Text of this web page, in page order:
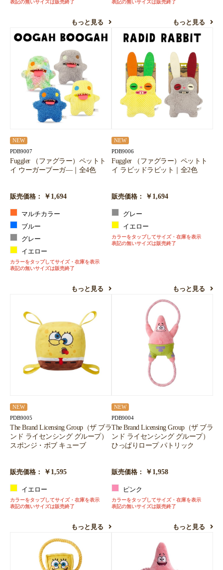
表記の無いサイズは販売終了
もっと見る
表記の無いサイズは販売終了
もっと見る
NEW
PDB9007
Fuggler （ファグラー）ペットト
イ ウーガーブーガ―｜全4色
販売価格： ￥1,694
マルチカラー
ブルー
グレー
イエロー
カラーをタップしてサイズ・在庫を表示
表記の無いサイズは販売終了
もっと見る
NEW
PDB9006
Fuggler （ファグラー）ペットト
イ ラビッドラビット｜全2色
販売価格： ￥1,694
グレー
イエロー
カラーをタップしてサイズ・在庫を表示
表記の無いサイズは販売終了
もっと見る
NEW
PDB9005
The Brand Licensing Group（ザ ブラ
ンド ライセンシング グループ）
スポンジ・ボブ キューブ
販売価格： ￥1,595
イエロー
カラーをタップしてサイズ・在庫を表示
表記の無いサイズは販売終了
もっと見る
NEW
PDB9004
The Brand Licensing Group（ザ ブラ
ンド ライセンシング グループ）
ひっぱりロープ パトリック
販売価格： ￥1,958
ピンク
カラーをタップしてサイズ・在庫を表示
表記の無いサイズは販売終了
もっと見る